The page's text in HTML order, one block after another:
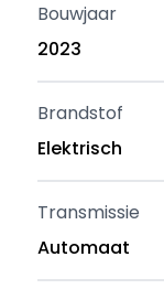
Bouwjaar
2023
Brandstof
Elektrisch
Transmissie
Automaat